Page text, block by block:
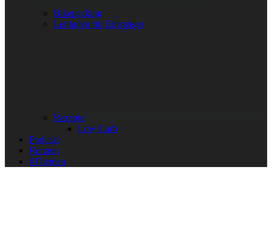
Bikepacking
Leitfaden für Einsteiger
Rezepte
Low Carb
Podcast
Rennen
#Themen